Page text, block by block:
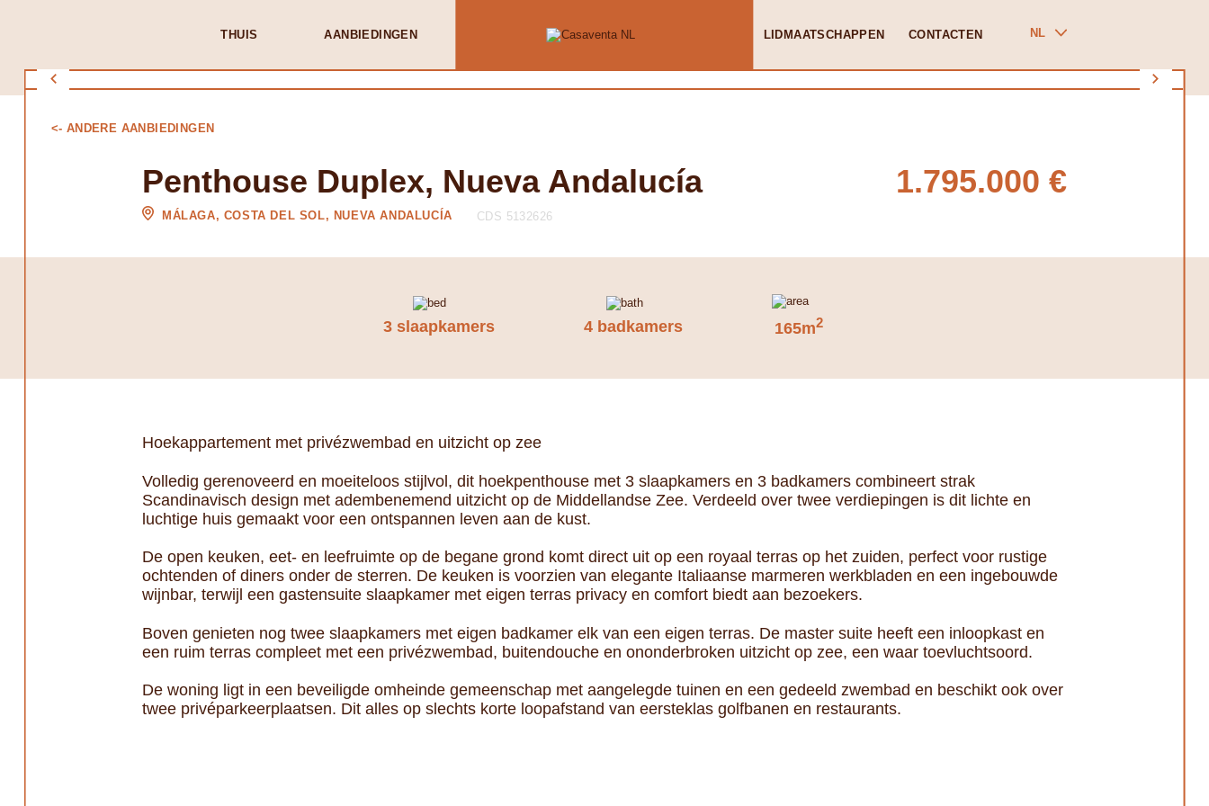
THUIS AANBIEDINGEN LIDMAATSCHAPPEN CONTACTEN NL
<- ANDERE AANBIEDINGEN
Penthouse Duplex, Nueva Andalucía
MÁLAGA, COSTA DEL SOL, NUEVA ANDALUCÍA CDS 5132626
1.795.000 €
3 slaapkamers 4 badkamers 165m2
Hoekappartement met privézwembad en uitzicht op zee
Volledig gerenoveerd en moeiteloos stijlvol, dit hoekpenthouse met 3 slaapkamers en 3 badkamers combineert strak
Scandinavisch design met adembenemend uitzicht op de Middellandse Zee. Verdeeld over twee verdiepingen is dit lichte en
luchtige huis gemaakt voor een ontspannen leven aan de kust.
De open keuken, eet- en leefruimte op de begane grond komt direct uit op een royaal terras op het zuiden, perfect voor rustige
ochtenden of diners onder de sterren. De keuken is voorzien van elegante Italiaanse marmeren werkbladen en een ingebouwde
wijnbar, terwijl een gastensuite slaapkamer met eigen terras privacy en comfort biedt aan bezoekers.
Boven genieten nog twee slaapkamers met eigen badkamer elk van een eigen terras. De master suite heeft een inloopkast en
een ruim terras compleet met een privézwembad, buitendouche en ononderbroken uitzicht op zee, een waar toevluchtsoord.
De woning ligt in een beveiligde omheinde gemeenschap met aangelegde tuinen en een gedeeld zwembad en beschikt ook over
twee privéparkeerplaatsen. Dit alles op slechts korte loopafstand van eersteklas golfbanen en restaurants.